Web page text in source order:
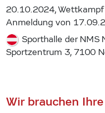
20.10.2024, Wettkampf
Anmeldung von
Sporthalle der NMS
Sportzentrum 3, 7100
Wir brauchen